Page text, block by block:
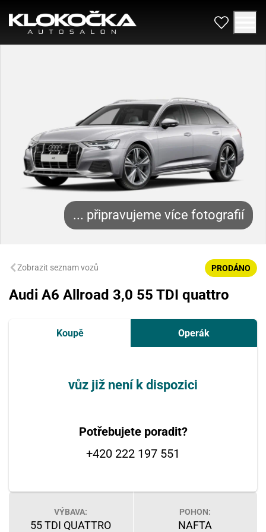
Zobrazit seznam vozů PRODÁNO
Audi A6 Allroad 3,0 55 TDI quattro
Koupě Operák
vůz již není k dispozici
Potřebujete poradit?
+420 222 197 551
VÝBAVA:
55 TDI QUATTRO
POHON:
NAFTA